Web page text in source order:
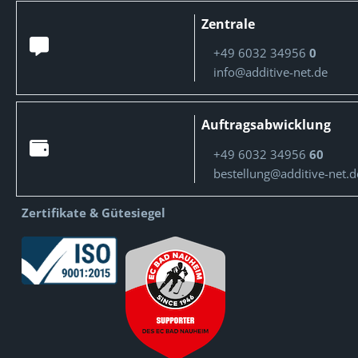
Zentrale
+49 6032 349560
info@additive-net.de
Auftragsabwicklung
+49 6032 3495660
bestellung@additive-
Zertifikate & Gütesiegel